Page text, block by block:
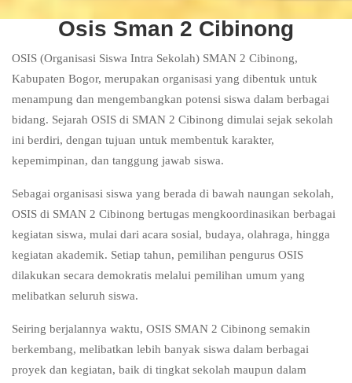
Osis Sman 2 Cibinong
OSIS (Organisasi Siswa Intra Sekolah) SMAN 2 Cibinong,
Kabupaten Bogor, merupakan organisasi yang dibentuk untuk
menampung dan mengembangkan potensi siswa dalam berbagai
bidang. Sejarah OSIS di SMAN 2 Cibinong dimulai sejak sekolah
ini berdiri, dengan tujuan untuk membentuk karakter,
kepemimpinan, dan tanggung jawab siswa.
Sebagai organisasi siswa yang berada di bawah naungan sekolah,
OSIS di SMAN 2 Cibinong bertugas mengkoordinasikan berbagai
kegiatan siswa, mulai dari acara sosial, budaya, olahraga, hingga
kegiatan akademik. Setiap tahun, pemilihan pengurus OSIS
dilakukan secara demokratis melalui pemilihan umum yang
melibatkan seluruh siswa.
Seiring berjalannya waktu, OSIS SMAN 2 Cibinong semakin
berkembang, melibatkan lebih banyak siswa dalam berbagai
proyek dan kegiatan, baik di tingkat sekolah maupun dalam